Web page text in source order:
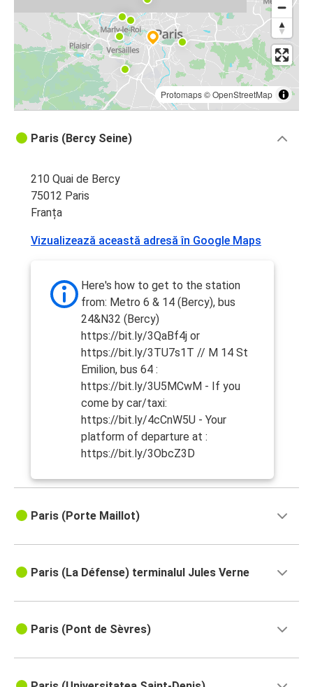
Protomaps©OpenStreetMap
Paris (Bercy Seine)
210 Quai de Bercy
75012 Paris
Franța
Vizualizează această adresă în Google Maps
Here's how to get to the station
from: Metro 6 & 14 (Bercy), bus
24&N32 (Bercy)
https://bit.ly/3QaBf4j or
https://bit.ly/3TU7s1T // M 14 St
Emilion, bus 64 :
https://bit.ly/3U5MCwM - If you
come by car/taxi:
https://bit.ly/4cCnW5U - Your
platform of departure at :
https://bit.ly/3ObcZ3D
Paris (Porte Maillot)
Paris (La Défense) terminalul Jules Verne
Paris (Pont de Sèvres)